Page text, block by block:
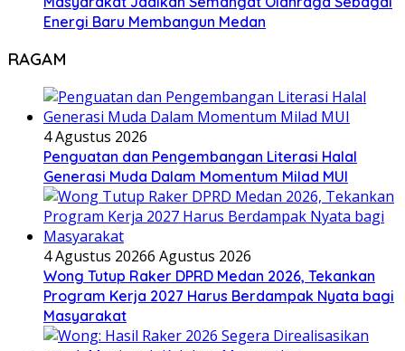
Energi Baru Membangun Medan
RAGAM
4 Agustus 2026
Penguatan dan Pengembangan Literasi Halal
Generasi Muda Dalam Momentum Milad MUI
4 Agustus 20266 Agustus 2026
Wong Tutup Raker DPRD Medan 2026, Tekankan
Program Kerja 2027 Harus Berdampak Nyata bagi
Masyarakat